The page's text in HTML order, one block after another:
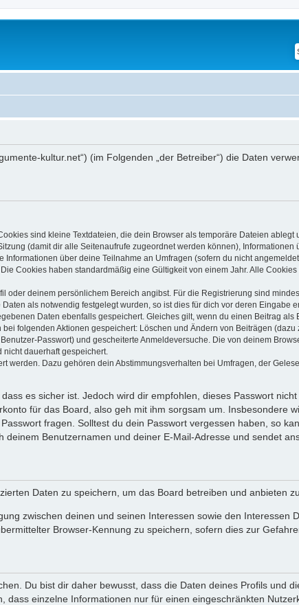
kultur.net“) (im Folgenden „der Betreiber“) die Daten
sind kleine Textdateien, die dein Browser als temporäre Dateien
(damit dir alle Seitenaufrufe zugeordnet werden können), Informationen
über deine Teilnahme an Umfragen (sofern du nicht
Cookies haben standardmäßig eine Gültigkeit von einem Jahr. Alle
deinem persönlichem Bereich angibst. Für die Registrierung sind
als notwendig festgelegt wurden, so ist dies für dich vor deren Eingabe
Daten ebenfalls gespeichert. Gleiches gilt, wenn du einen Beitrag als
folgenden Aktionen gespeichert: Löschen und Ändern von Beiträgen (dazu
Passwort) und gescheiterte Anmeldeversuche. Die von deinem
nicht dauerhaft gespeichert.
Dazu gehören dein Abstimmungsverhalten bei Umfragen, der
es sicher ist. Jedoch wird dir empfohlen, dieses Passwort
für das Board, also geh mit ihm sorgsam um. Insbesondere
fragen. Solltest du dein Passwort vergessen haben, so
Benutzernamen und deiner E-Mail-Adresse und sendet
Daten zu speichern, um das Board betreiben und anbieten
zwischen deinen und seinen Interessen sowie den Interessen
Browser-Kennung zu speichern, sofern dies zur
Du bist dir daher bewusst, dass die Daten deines Profils und
einzelne Informationen nur für einen eingeschränkten